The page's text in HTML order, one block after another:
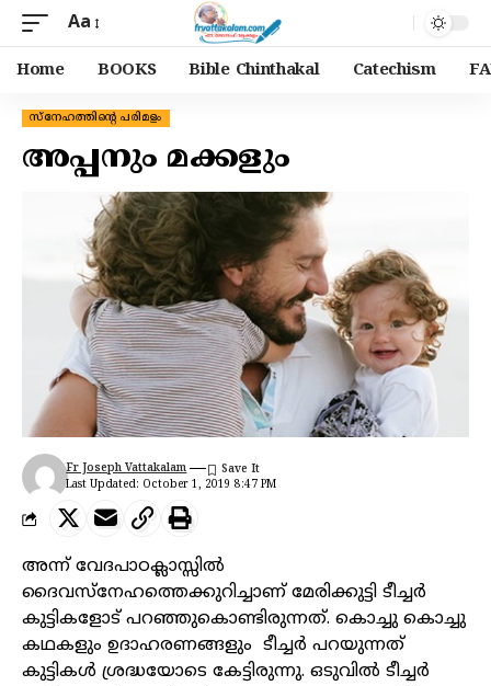
Aa
Home BOOKS Bible Chinthakal Catechism
സ്നേഹത്തിന്റെ പരിമളം
അപ്പനും മക്കളും
Last Updated: October 1, 2019 8:47 PM
Fr Joseph Vattakalam
അന്ന് വേദപാഠക്ലാസ്സിൽ
ദൈവസ്നേഹത്തെക്കുറിച്ചാണ് മേരിക്കുട്ടി ടീച്ചർ
കുട്ടികളോട് പറഞ്ഞുകൊണ്ടിരുന്നത്. കൊച്ചു കൊച്ചു
കഥകളും ഉദാഹരണങ്ങളും ടീച്ചർ പറയുന്നത്
കുട്ടികൾ ശ്രദ്ധയോടെ കേട്ടിരുന്നു. ഒടുവിൽ ടീച്ചർ